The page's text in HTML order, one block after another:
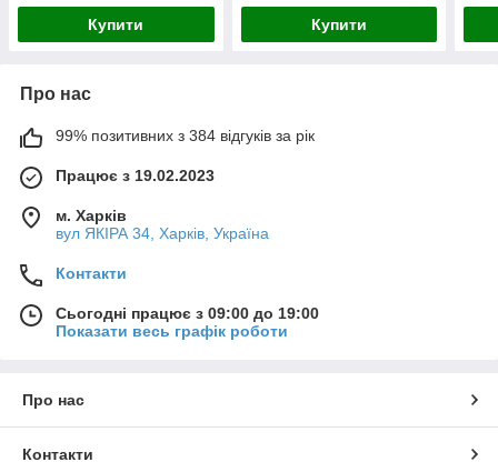
Купити Купити
Про нас
99% позитивних з 384 відгуків за рік
Працює з 19.02.2023
м. Харків
вул ЯКІРА 34, Харків, Україна
Контакти
Сьогодні працює з 09:00 до 19:00
Показати весь графік роботи
Про нас
Контакти